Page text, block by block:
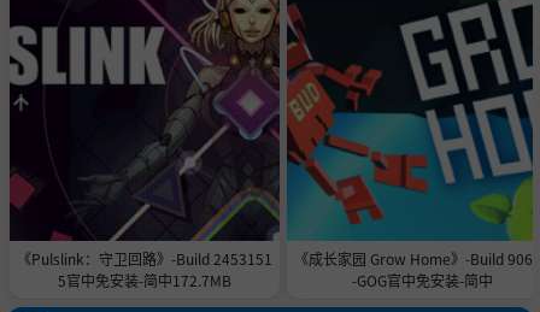
《Pulslink：守卫回路》-Build 2453151
5官中免安装-简中172.7MB
《成长家园 Grow Home》-Build
-GOG官中免安装-简中